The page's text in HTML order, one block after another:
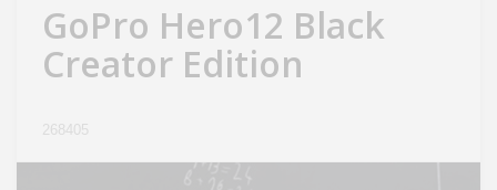
GoPro Hero12 Black
Creator Edition
268405
Ilu
tervis
Sport
&